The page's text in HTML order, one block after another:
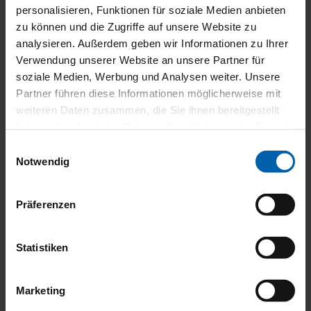
personalisieren, Funktionen für soziale Medien anbieten
zu können und die Zugriffe auf unsere Website zu
analysieren. Außerdem geben wir Informationen zu Ihrer
Verwendung unserer Website an unsere Partner für
soziale Medien, Werbung und Analysen weiter. Unsere
Partner führen diese Informationen möglicherweise mit
weiteren Daten zusammen, die Sie ihnen bereitgestellt
Notwendig
Präferenzen
Statistiken
Marketing
WAREMA Insektenschutzrollo GrandSlide:
Veröffentlicht
3. Juli 2025
Hebe-Schiebetüren oder Glas-Falt-Anlagen sorgen in der
modernen Architektur für viel Licht und Transparenz. Genau